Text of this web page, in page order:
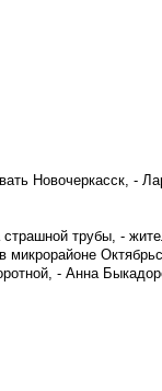
Новочеркасск, -
трубы, -
микрорайоне
- Анна